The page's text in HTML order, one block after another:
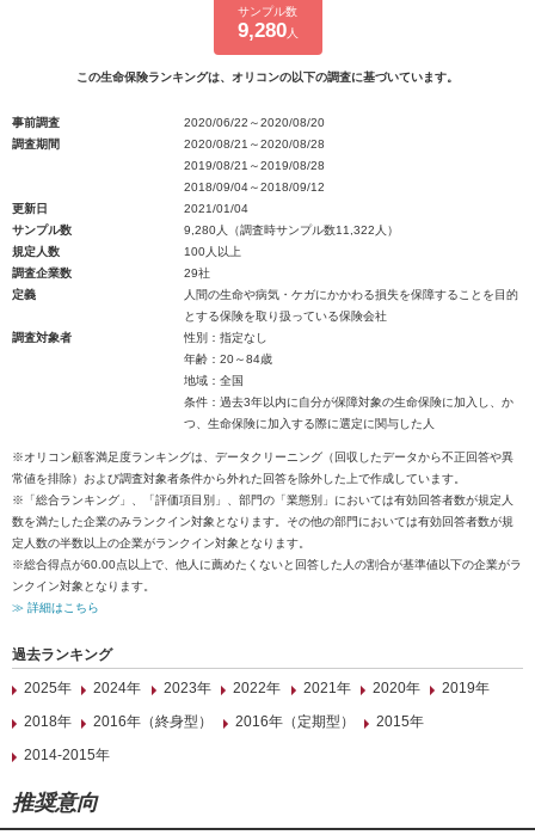
サンプル数
9,280人
この生命保険ランキングは、オリコンの以下の調査に基づいています。
事前調査
2020/06/22～2020/08/20
調査期間
2020/08/21～2020/08/28
2019/08/21～2019/08/28
2018/09/04～2018/09/12
更新日
2021/01/04
サンプル数
9,280人（調査時サンプル数11,322人）
規定人数
100人以上
調査企業数
29社
定義
人間の生命や病気・ケガにかかわる損失を保障することを目的
とする保険を取り扱っている保険会社
調査対象者
性別：指定なし
年齢：20～84歳
地域：全国
条件：過去3年以内に自分が保障対象の生命保険に加入し、か
つ、生命保険に加入する際に選定に関与した人
※オリコン顧客満足度ランキングは、データクリーニング（回収したデータから不正回答や異
常値を排除）および調査対象者条件から外れた回答を除外した上で作成しています。
※「総合ランキング」、「評価項目別」、部門の「業態別」においては有効回答者数が規定人
数を満たした企業のみランクイン対象となります。その他の部門においては有効回答者数が規
定人数の半数以上の企業がランクイン対象となります。
※総合得点が60.00点以上で、他人に薦めたくないと回答した人の割合が基準値以下の企業がラ
ンクイン対象となります。
≫ 詳細はこちら
過去ランキング
2025年
2024年 2023年 2022年 2021年 2020年
2019年
2018年
2016年（終身型） 2016年（定期型）
2015年
2014-2015年
推奨意向